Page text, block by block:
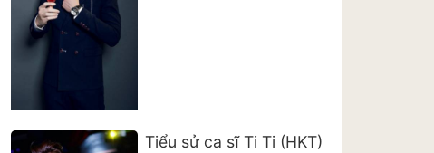
Tiểu sử ca sĩ Ti Ti (HKT)